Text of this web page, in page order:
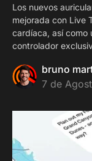
Los nuevos
mejorada con Live
cardíaca, así como
controlador
bruno
7 de